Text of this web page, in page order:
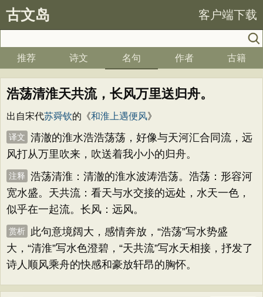
古文岛 客户端下载
推荐 诗文 名句 作者 古籍
浩荡清淮天共流，长风万里送归舟。
出自宋代苏舜钦的《和淮上遇便风》
译文
清澈的淮水浩浩荡荡，好像与天河汇合同流，远
风打从万里吹来，吹送着我小小的归舟。
注释
浩荡清淮：清澈的淮水波涛浩荡。浩荡：形容河
宽水盛。天共流：看天与水交接的远处，水天一色，
似乎在一起流。长风：远风。
赏析
此句意境阔大，感情奔放，“浩荡”写水势盛
大，“清淮”写水色澄碧，“天共流”写水天相接，抒发了
诗人顺风乘舟的快感和豪放轩昂的胸怀。